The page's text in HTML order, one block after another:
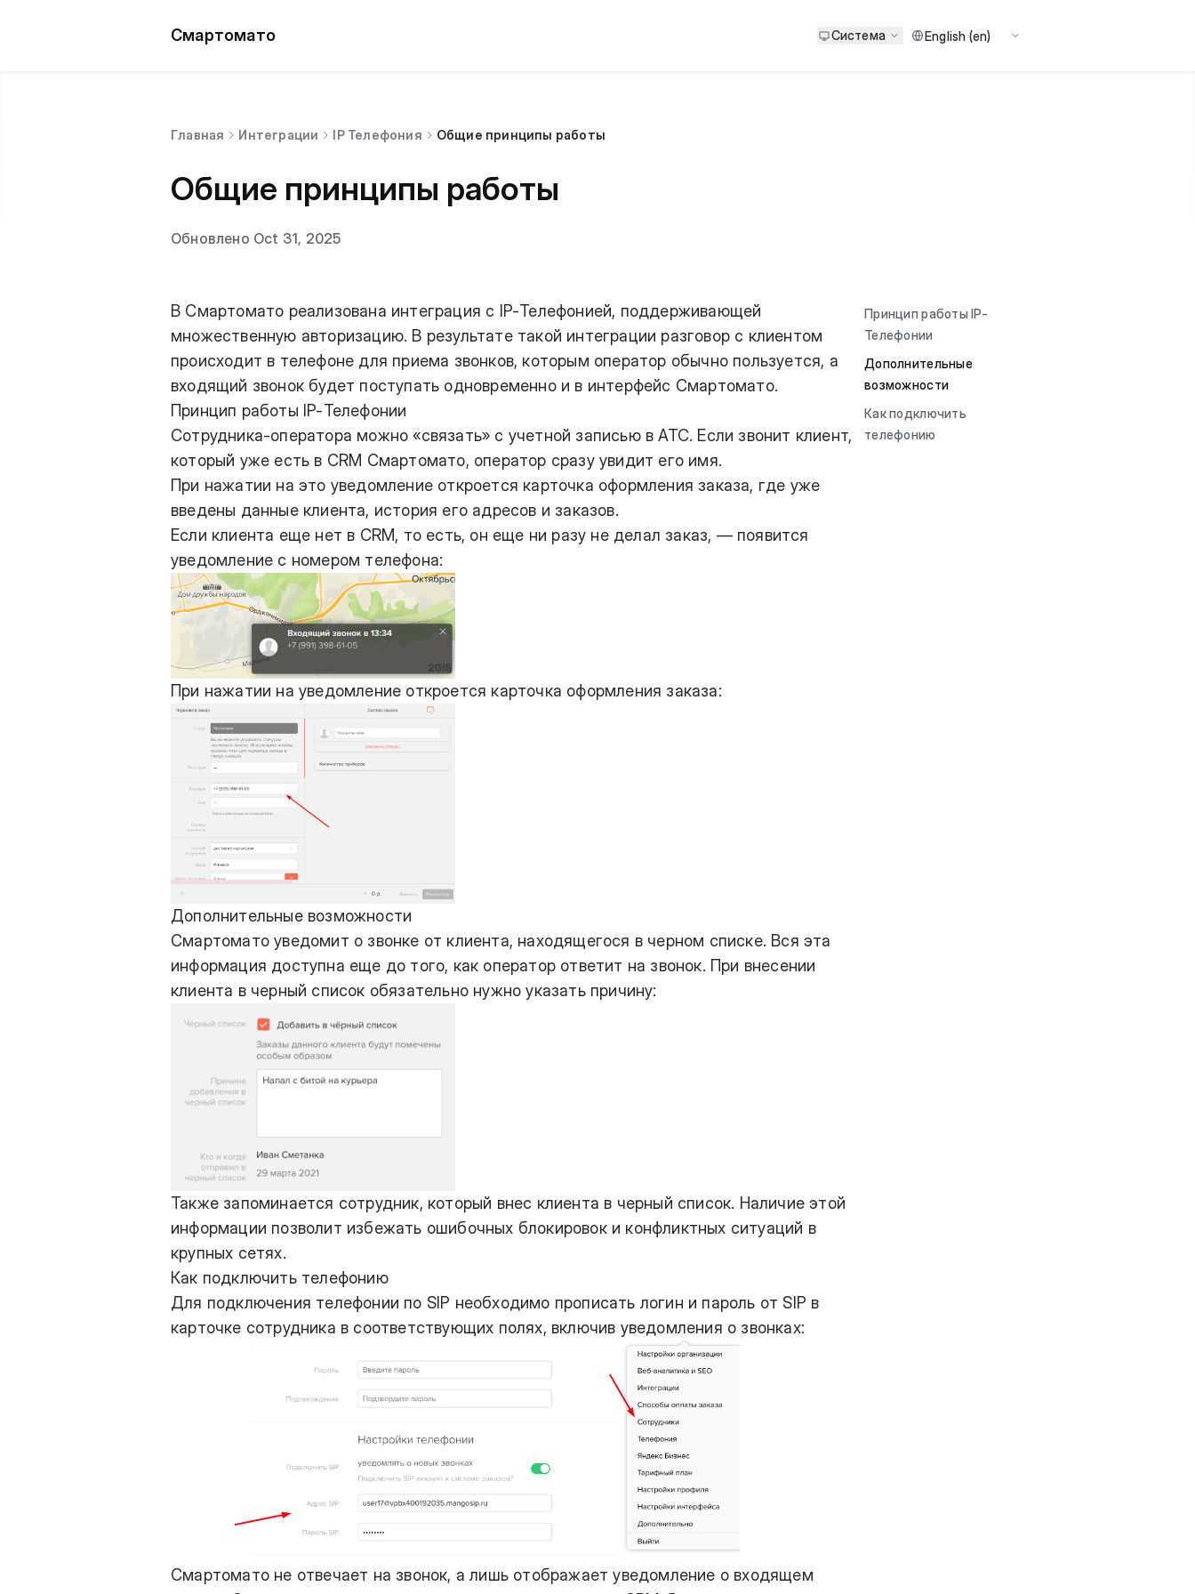
Смартомато Система
Главная Интеграции IP Телефония Общие принципы работы
Общие принципы работы
Обновлено Oct 31, 2025
В Смартомато реализована интеграция с IP-Телефонией, поддерживающей
множественную авторизацию. В результате такой интеграции разговор с клиентом
происходит в телефоне для приема звонков, которым оператор обычно пользуется, а
входящий звонок будет поступать одновременно и в интерфейс Смартомато.
Принцип работы IP-Телефонии
Сотрудника-оператора можно «связать» с учетной записью в АТС. Если звонит клиент,
который уже есть в CRM Смартомато, оператор сразу увидит его имя.
При нажатии на это уведомление откроется карточка оформления заказа, где уже
введены данные клиента, история его адресов и заказов.
Если клиента еще нет в CRM, то есть, он еще ни разу не делал заказ, — появится
уведомление с номером телефона:
При нажатии на уведомление откроется карточка оформления заказа:
Дополнительные возможности
Смартомато уведомит о звонке от клиента, находящегося в черном списке. Вся эта
информация доступна еще до того, как оператор ответит на звонок. При внесении
клиента в черный список обязательно нужно указать причину:
Также запоминается сотрудник, который внес клиента в черный список. Наличие этой
информации позволит избежать ошибочных блокировок и конфликтных ситуаций в
крупных сетях.
Как подключить телефонию
Для подключения телефонии по SIP необходимо прописать логин и пароль от SIP в
карточке сотрудника в соответствующих полях, включив уведомления о звонках:
Смартомато не отвечает на звонок, а лишь отображает уведомление о входящем
Принцип работы IP-
Телефонии
Дополнительные
возможности
Как подключить
телефонию